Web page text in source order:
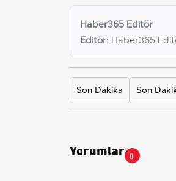
Haber365 Editör
Editör: Haber365
Son Dakika Son
Yorumlar 0